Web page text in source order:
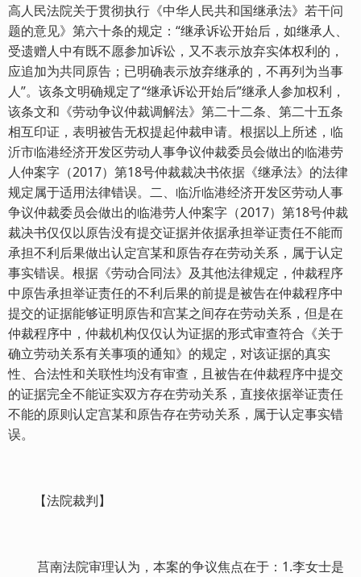
高人民法院关于贯彻执行《中华人民共和国继承法》若干问
题的意见》第六十条的规定：“继承诉讼开始后，如继承人、
受遗赠人中有既不愿参加诉讼，又不表示放弃实体权利的，
应追加为共同原告；已明确表示放弃继承的，不再列为当事
人”。该条文明确规定了“继承诉讼开始后”继承人参加权利，
该条文和《劳动争议仲裁调解法》第二十二条、第二十五条
相互印证，表明被告无权提起仲裁申请。根据以上所述，临
沂市临港经济开发区劳动人事争议仲裁委员会做出的临港劳
人仲案字（2017）第18号仲裁裁决书依据《继承法》的法律
规定属于适用法律错误。二、临沂临港经济开发区劳动人事
争议仲裁委员会做出的临港劳人仲案字（2017）第18号仲裁
裁决书仅仅以原告没有提交证据并依据承担举证责任不能而
承担不利后果做出认定宫某和原告存在劳动关系，属于认定
事实错误。根据《劳动合同法》及其他法律规定，仲裁程序
中原告承担举证责任的不利后果的前提是被告在仲裁程序中
提交的证据能够证明原告和宫某之间存在劳动关系，但是在
仲裁程序中，仲裁机构仅仅认为证据的形式审查符合《关于
确立劳动关系有关事项的通知》的规定，对该证据的真实
性、合法性和关联性均没有审查，且被告在仲裁程序中提交
的证据完全不能证实双方存在劳动关系，直接依据举证责任
不能的原则认定宫某和原告存在劳动关系，属于认定事实错
误。
【法院裁判】
莒南法院审理认为，本案的争议焦点在于：1.李女士是